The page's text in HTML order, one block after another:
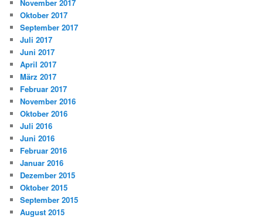
November 2017
Oktober 2017
September 2017
Juli 2017
Juni 2017
April 2017
März 2017
Februar 2017
November 2016
Oktober 2016
Juli 2016
Juni 2016
Februar 2016
Januar 2016
Dezember 2015
Oktober 2015
September 2015
August 2015